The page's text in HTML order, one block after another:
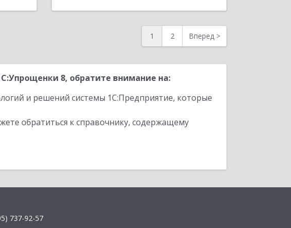
1 2 Вперед >
8, обратите внимание на:
и решений системы 1С:Предприятие, которые
обратиться к справочнику, содержащему
737-92-57